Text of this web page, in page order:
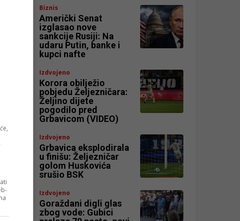
Biznis
Američki Senat
izglasao nove
sankcije Rusiji: Na
udaru Putin, banke i
kupci nafte
Izdvojeno
Korora obilježio
pobjedu Željezničara:
Željino dijete
pogodilo pred
Grbavicom (VIDEO)
Izdvojeno
Grbavica eksplodirala
u finišu: Željezničar
golom Huskovića
srušio BSK
Izdvojeno
Goraždani digli glas
zbog vode: Gubici